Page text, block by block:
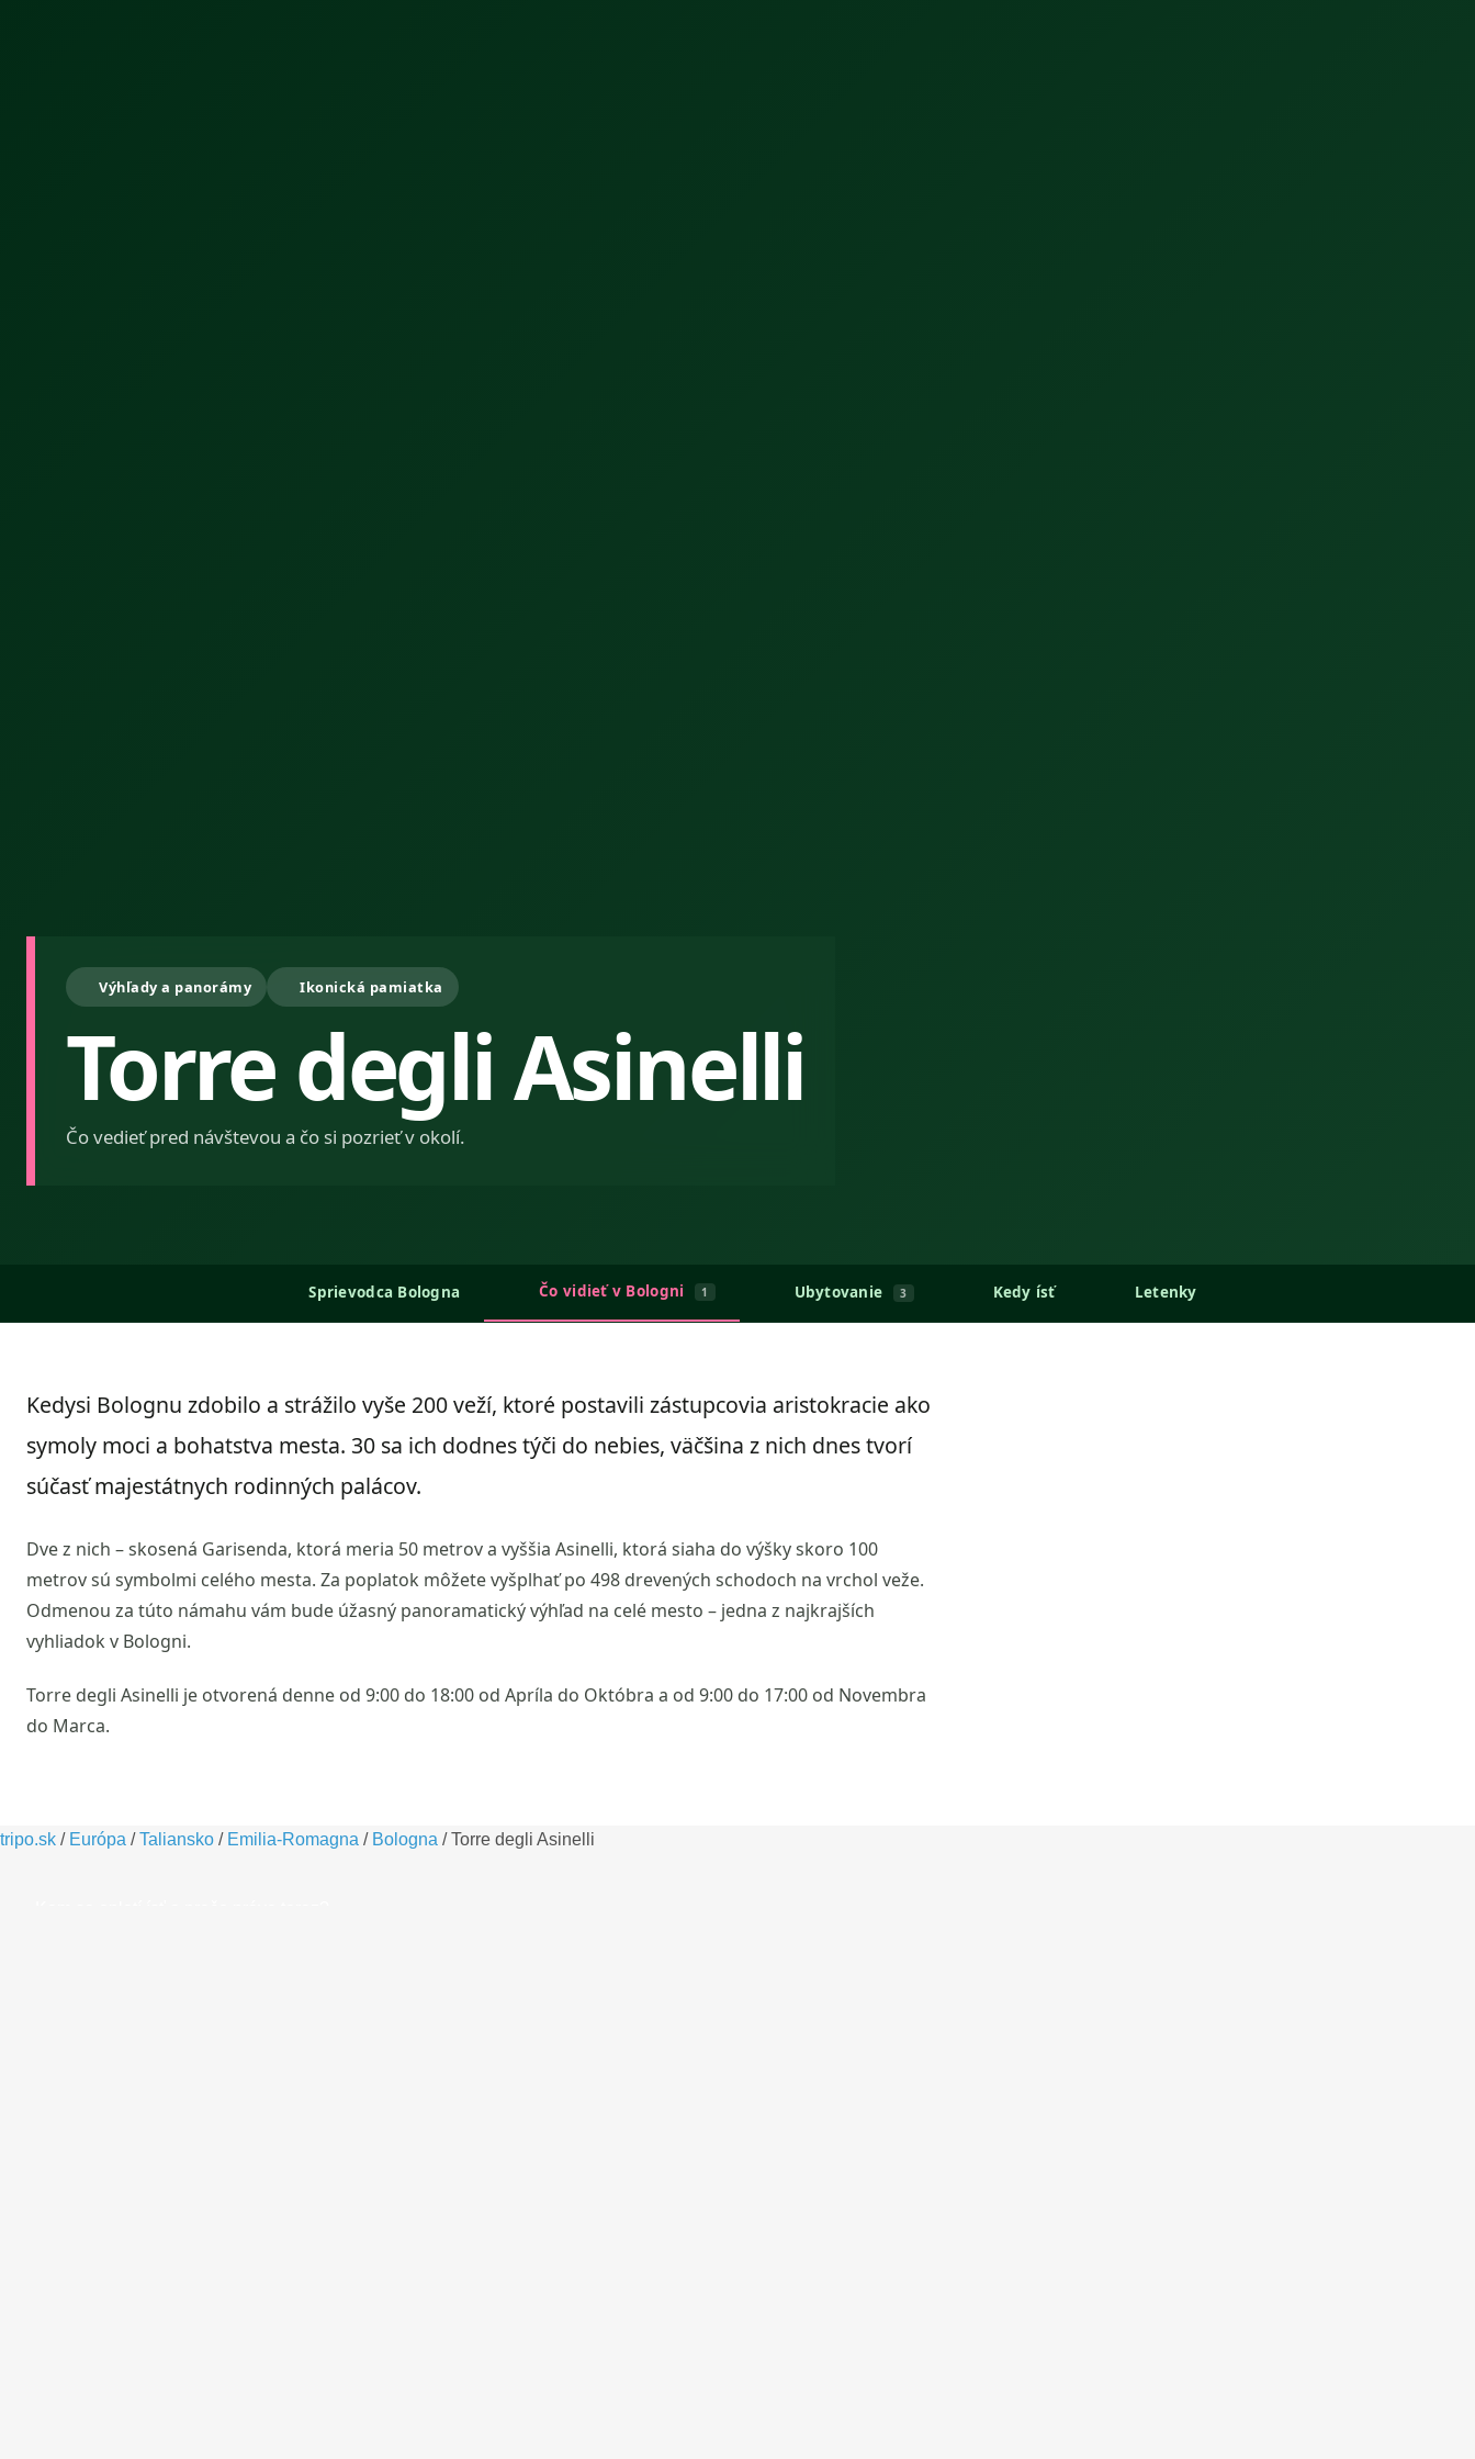
Výhľady a panorámy Ikonická pamiatka
Torre degli Asinelli
Čo vedieť pred návštevou a čo si pozrieť v okolí.
Sprievodca Bologna Čo vidieť v Bologni 1 Ubytovanie 3 Kedy ísť Letenky
Kedysi Bolognu zdobilo a strážilo vyše 200 veží, ktoré postavili zástupcovia aristokracie ako
symoly moci a bohatstva mesta. 30 sa ich dodnes týči do nebies, väčšina z nich dnes tvorí
súčasť majestátnych rodinných palácov.
Dve z nich – skosená Garisenda, ktorá meria 50 metrov a vyššia Asinelli, ktorá siaha do výšky skoro 100
metrov sú symbolmi celého mesta. Za poplatok môžete vyšplhať po 498 drevených schodoch na vrchol veže.
Odmenou za túto námahu vám bude úžasný panoramatický výhľad na celé mesto – jedna z najkrajších
vyhliadok v Bologni.
Torre degli Asinelli je otvorená denne od 9:00 do 18:00 od Apríla do Októbra a od 9:00 do 17:00 od Novembra
do Marca.
tripo.sk / Európa /Taliansko / Emilia-Romagna / Bologna /Torre degli Asinelli